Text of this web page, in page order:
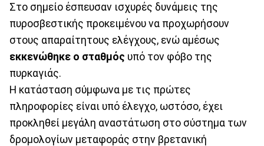
Στο σημείο έσπευσαν ισχυρές δυνάμεις της
πυροσβεστικής προκειμένου να προχωρήσουν
στους απαραίτητους ελέγχους, ενώ αμέσως
εκκενώθηκε ο σταθμός υπό τον φόβο της
πυρκαγιάς.
Η κατάσταση σύμφωνα με τις πρώτες
πληροφορίες είναι υπό έλεγχο, ωστόσο, έχει
προκληθεί μεγάλη αναστάτωση στο σύστημα των
δρομολογίων μεταφοράς στην βρετανική